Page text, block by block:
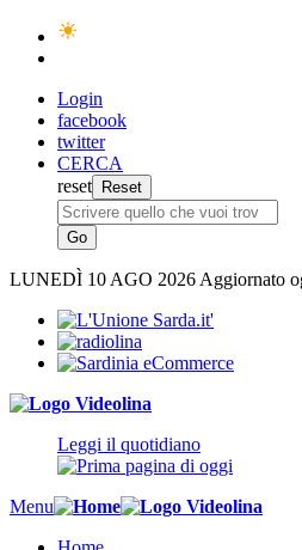
Login
facebook
twitter
CERCA
reset
LUNEDÌ 10 AGO 2026 Aggiornato
Leggi il quotidiano
Menu